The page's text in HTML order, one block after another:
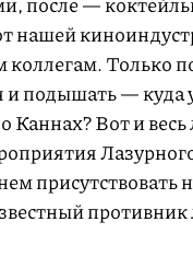
нашей
Только
и подышать — куда
Вот и весь
присутствовать